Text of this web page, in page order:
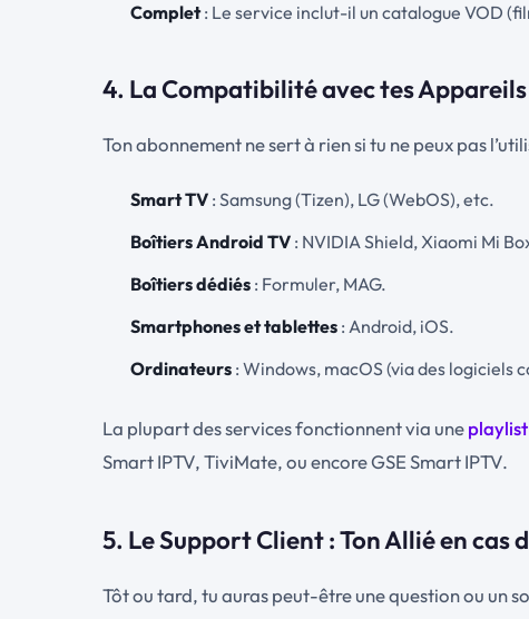
Complet: Le service inclut-il un catalogue VOD
4. La Compatibilité avec tes Appareils
Ton abonnement ne sert à rien si tu ne peux pas
Smart TV : Samsung (Tizen), LG (WebOS), etc.
Boîtiers Android TV : NVIDIA Shield, Xiaomi Mi
Boîtiers dédiés : Formuler, MAG.
Smartphones et tablettes : Android, iOS.
Ordinateurs : Windows, macOS (via des logiciels
La plupart des services fonctionnent via une
Smart IPTV, TiviMate, ou encore GSE Smart IPTV.
5. Le Support Client : Ton Allié en cas
Tôt ou tard, tu auras peut-être une question ou un